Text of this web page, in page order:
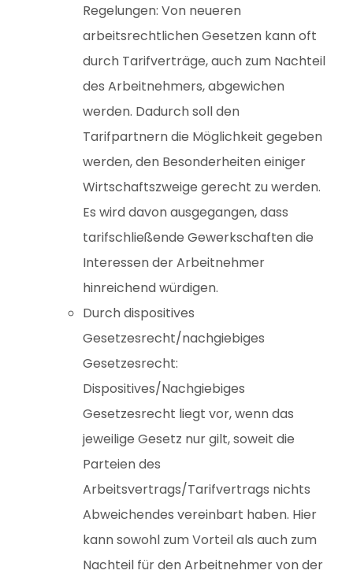
Regelungen: Von neueren
arbeitsrechtlichen Gesetzen kann oft
durch Tarifverträge, auch zum Nachteil
des Arbeitnehmers, abgewichen
werden. Dadurch soll den
Tarifpartnern die Möglichkeit gegeben
werden, den Besonderheiten einiger
Wirtschaftszweige gerecht zu werden.
Es wird davon ausgegangen, dass
tarifschließende Gewerkschaften die
Interessen der Arbeitnehmer
hinreichend würdigen.
Durch dispositives
Gesetzesrecht/nachgiebiges
Gesetzesrecht:
Dispositives/Nachgiebiges
Gesetzesrecht liegt vor, wenn das
jeweilige Gesetz nur gilt, soweit die
Parteien des
Arbeitsvertrags/Tarifvertrags nichts
Abweichendes vereinbart haben. Hier
kann sowohl zum Vorteil als auch zum
Nachteil für den Arbeitnehmer von der